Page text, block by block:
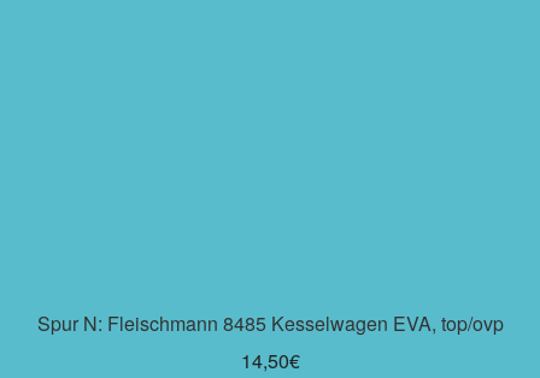
Spur N: Fleischmann 8485 Kesselwagen EVA, top/ovp
14,50€